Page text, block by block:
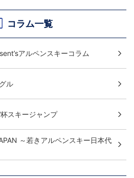
コラム一覧
アルペンスキーコラム
ル
スキージャンプ
～若きアルペンスキー日本代